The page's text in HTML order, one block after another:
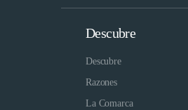
Descubre
Descubre
Razones
La Comarca